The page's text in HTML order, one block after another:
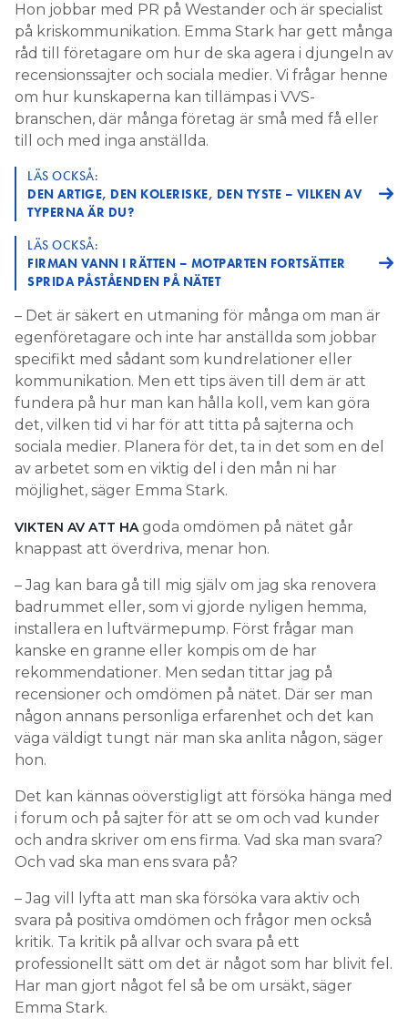
Hon jobbar med PR på Westander och är specialist
på kriskommunikation. Emma Stark har gett många
råd till företagare om hur de ska agera i djungeln av
recensionssajter och sociala medier. Vi frågar henne
om hur kunskaperna kan tillämpas i VVS-
branschen, där många företag är små med få eller
till och med inga anställda.
LÄS OCKSÅ:
DEN ARTIGE, DEN KOLERISKE, DEN TYSTE – VILKEN AV
TYPERNA ÄR DU?
LÄS OCKSÅ:
FIRMAN VANN I RÄTTEN – MOTPARTEN FORTSÄTTER
SPRIDA PÅSTÅENDEN PÅ NÄTET
– Det är säkert en utmaning för många om man är
egenföretagare och inte har anställda som jobbar
specifikt med sådant som kundrelationer eller
kommunikation. Men ett tips även till dem är att
fundera på hur man kan hålla koll, vem kan göra
det, vilken tid vi har för att titta på sajterna och
sociala medier. Planera för det, ta in det som en del
av arbetet som en viktig del i den mån ni har
möjlighet, säger Emma Stark.
VIKTEN AV ATT HAgoda omdömen på nätet går
knappast att överdriva, menar hon.
– Jag kan bara gå till mig själv om jag ska renovera
badrummet eller, som vi gjorde nyligen hemma,
installera en luftvärmepump. Först frågar man
kanske en granne eller kompis om de har
rekommendationer. Men sedan tittar jag på
recensioner och omdömen på nätet. Där ser man
någon annans personliga erfarenhet och det kan
väga väldigt tungt när man ska anlita någon, säger
hon.
Det kan kännas oöverstigligt att försöka hänga med
i forum och på sajter för att se om och vad kunder
och andra skriver om ens firma. Vad ska man svara?
Och vad ska man ens svara på?
– Jag vill lyfta att man ska försöka vara aktiv och
svara på positiva omdömen och frågor men också
kritik. Ta kritik på allvar och svara på ett
professionellt sätt om det är något som har blivit fel.
Har man gjort något fel så be om ursäkt, säger
Emma Stark.